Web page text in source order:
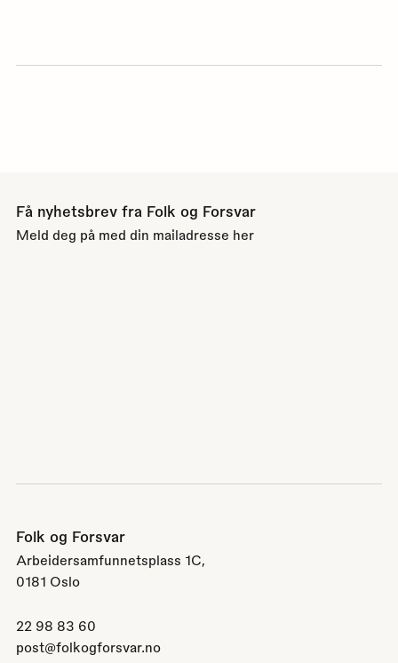
Få nyhetsbrev fra Folk og Forsvar
Meld deg på med din mailadresse her
Folk og Forsvar
Arbeidersamfunnetsplass 1C,
0181 Oslo
22 98 83 60
post@folkogforsvar.no